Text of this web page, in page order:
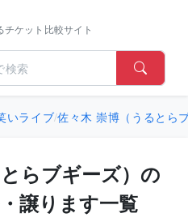
チケット比較サイト
いライブ/佐々木 崇博（うるとら
らブギーズ）の
譲ります一覧